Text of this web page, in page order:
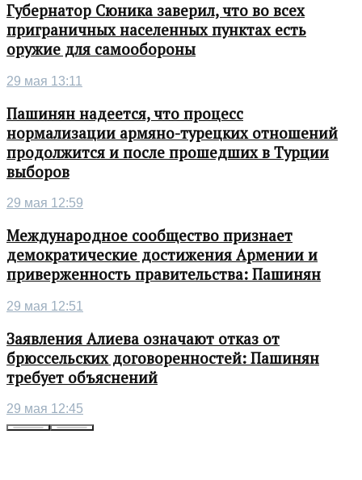
Губернатор Сюника заверил, что во всех
приграничных населенных пунктах есть
оружие для самообороны
29 мая 13:11
Пашинян надеется, что процесс
нормализации армяно-турецких отношений
продолжится и после прошедших в Турции
выборов
29 мая 12:59
Международное сообщество признает
демократические достижения Армении и
приверженность правительства: Пашинян
29 мая 12:51
Заявления Алиева означают отказ от
брюссельских договоренностей: Пашинян
требует объяснений
29 мая 12:45